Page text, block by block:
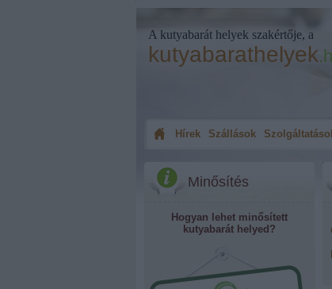
A kutyabarát helyek szakértője, a
kutyabarathelyek
Hírek Szállások
Minősítés
Hogyan lehet minősített
kutyabarát helyed?